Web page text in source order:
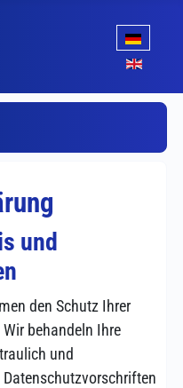
Sprache
und
den Schutz Ihrer
behandeln Ihre
und